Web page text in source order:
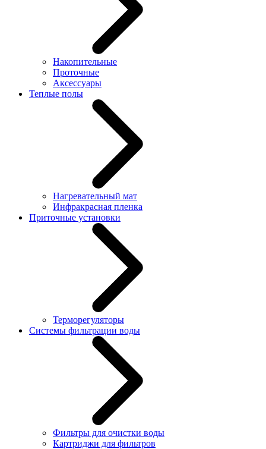
Накопительные
Проточные
Аксессуары
Теплые полы
Нагревательный мат
Инфракрасная пленка
Приточные установки
Терморегуляторы
Системы фильтрации воды
Фильтры для очистки воды
Картриджи для фильтров